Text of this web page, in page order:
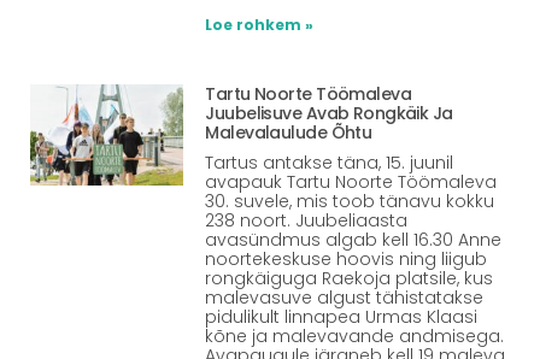
Loe rohkem »
Tartu Noorte Töömaleva
Juubelisuve Avab Rongkäik Ja
Malevalaulude Õhtu
Tartus antakse täna, 15. juunil
avapauk Tartu Noorte Töömaleva
30. suvele, mis toob tänavu kokku
238 noort. Juubeliaasta
avasündmus algab kell 16.30 Anne
noortekeskuse hoovis ning liigub
rongkäiguga Raekoja platsile, kus
malevasuve algust tähistatakse
pidulikult linnapea Urmas Klaasi
kõne ja malevavande andmisega.